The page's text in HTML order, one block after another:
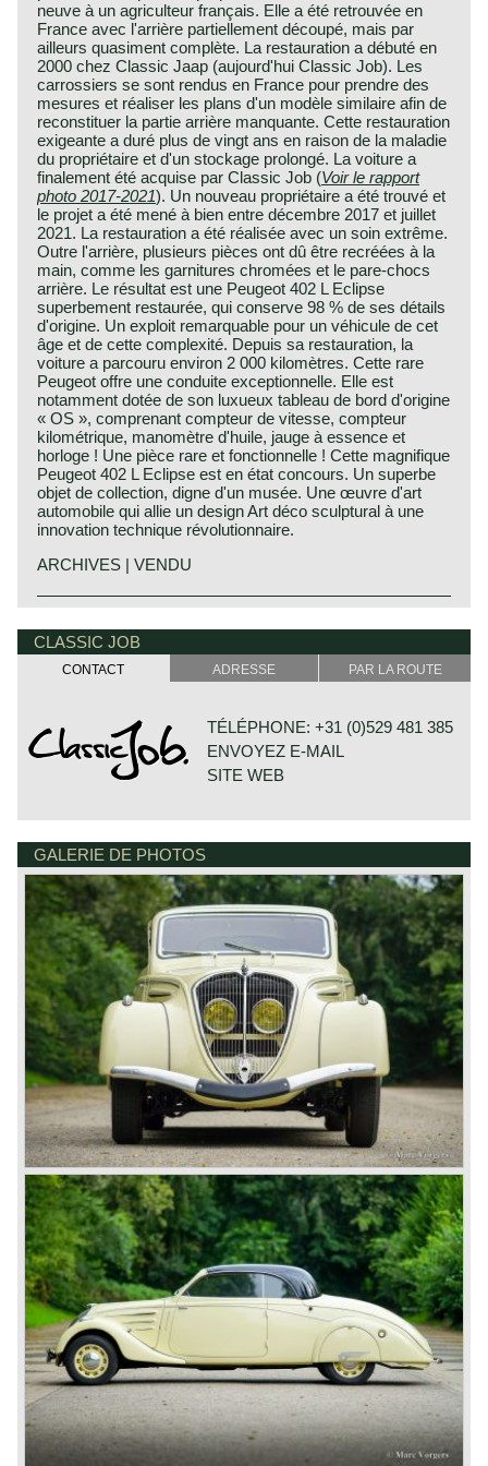
neuve à un agriculteur français. Elle a été retrouvée en
France avec l'arrière partiellement découpé, mais par
ailleurs quasiment complète. La restauration a débuté en
2000 chez Classic Jaap (aujourd'hui Classic Job). Les
carrossiers se sont rendus en France pour prendre des
mesures et réaliser les plans d'un modèle similaire afin de
reconstituer la partie arrière manquante. Cette restauration
exigeante a duré plus de vingt ans en raison de la maladie
du propriétaire et d'un stockage prolongé. La voiture a
finalement été acquise par Classic Job (Voir le rapport
photo 2017-2021). Un nouveau propriétaire a été trouvé et
le projet a été mené à bien entre décembre 2017 et juillet
2021. La restauration a été réalisée avec un soin extrême.
Outre l'arrière, plusieurs pièces ont dû être recréées à la
main, comme les garnitures chromées et le pare-chocs
arrière. Le résultat est une Peugeot 402 L Eclipse
superbement restaurée, qui conserve 98 % de ses détails
d'origine. Un exploit remarquable pour un véhicule de cet
âge et de cette complexité. Depuis sa restauration, la
voiture a parcouru environ 2 000 kilomètres. Cette rare
Peugeot offre une conduite exceptionnelle. Elle est
notamment dotée de son luxueux tableau de bord d'origine
« OS », comprenant compteur de vitesse, compteur
kilométrique, manomètre d'huile, jauge à essence et
horloge ! Une pièce rare et fonctionnelle ! Cette magnifique
Peugeot 402 L Eclipse est en état concours. Un superbe
objet de collection, digne d'un musée. Une œuvre d'art
automobile qui allie un design Art déco sculptural à une
innovation technique révolutionnaire.
ARCHIVES | VENDU
CLASSIC JOB
CONTACT ADRESSE PAR LA ROUTE
TÉLÉPHONE: +31 (0)529 481 385
ENVOYEZ E-MAIL
SITE WEB
DE VESTING 24
7722 GA DALFSEN
PAYS-BAS
GALERIE DE PHOTOS